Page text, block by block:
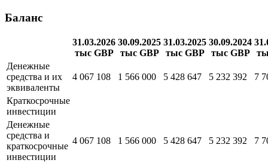
Баланс
31.03.2026
тыс GBP
30.09.2025
тыс GBP
31.03.2025
тыс GBP
30.09.2024
тыс GBP
Денежные
средства и их
эквиваленты
4 067 108 1 566 000 5 428 647 5 232 392 7
Краткосрочные
инвестиции
Денежные
средства и
краткосрочные
инвестиции
4 067 108 1 566 000 5 428 647 5 232 392 7